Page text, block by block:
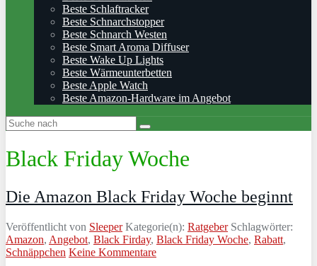
Beste Schlaftracker
Beste Schnarchstopper
Beste Schnarch Westen
Beste Smart Aroma Diffuser
Beste Wake Up Lights
Beste Wärmeunterbetten
Beste Apple Watch
Beste Amazon-Hardware im Angebot
Black Friday Woche
Die Amazon Black Friday Woche beginnt
Veröffentlicht von Sleeper Kategorie(n): RatgeberSchlagwörter:
Amazon, Angebot, Black Firday, Black Friday Woche, Rabatt,
Schnäppchen Keine Kommentare